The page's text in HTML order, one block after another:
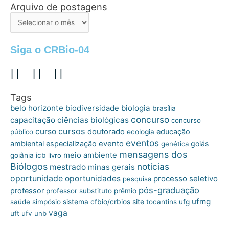
Arquivo de postagens
Arquivo
Siga o CRBio-04
Tags
belo horizonte biodiversidade biologia brasília
capacitação ciências biológicas concurso concurso
público curso cursos doutorado ecologia educação
ambiental especialização evento eventos genética goiás
goiânia icb livro meio ambiente mensagens dos
Biólogos mestrado minas gerais notícias
oportunidade oportunidades pesquisa processo seletivo
professor professor substituto prêmio pós-graduação
saúde simpósio sistema cfbio/crbios site tocantins ufg ufmg
uft ufv unb vaga